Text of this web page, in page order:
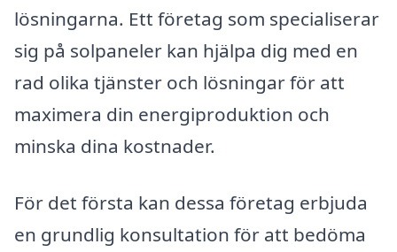
lösningarna. Ett företag som specialiserar
sig på solpaneler kan hjälpa dig med en
rad olika tjänster och lösningar för att
maximera din energiproduktion och
minska dina kostnader.
För det första kan dessa företag erbjuda
en grundlig konsultation för att bedöma